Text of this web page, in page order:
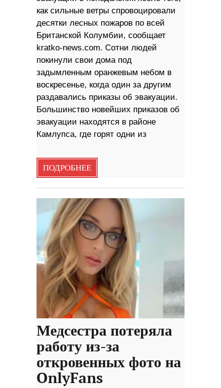
как сильные ветры спровоцировали
десятки лесных пожаров по всей
Британской Колумбии, сообщает
kratko-news.com. Сотни людей
покинули свои дома под
задымленным оранжевым небом в
воскресенье, когда один за другим
раздавались приказы об эвакуации.
Большинство новейших приказов об
эвакуации находятся в районе
Камлупса, где горят одни из
ПОДРОБНЕЕ
Медсестра потеряла
работу из-за
откровенных фото на
OnlyFans